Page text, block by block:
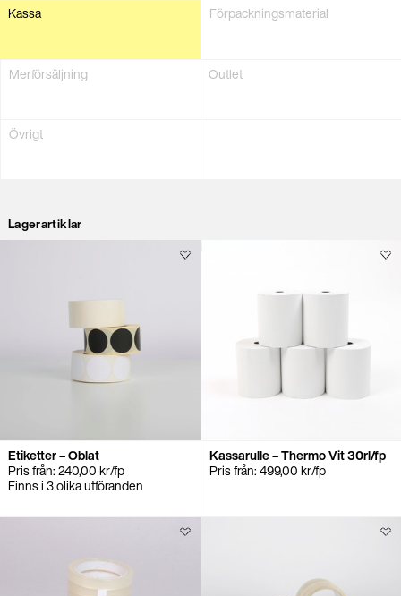
Kassa Förpacknings­material
Merförsäljning Outlet
Övrigt
Lagerartiklar
Etiketter – Oblat
Pris från:240,00kr/fp
Finns i 3 olika utföranden
Kassarulle – Thermo Vit 30rl/fp
Pris från:499,00kr/fp